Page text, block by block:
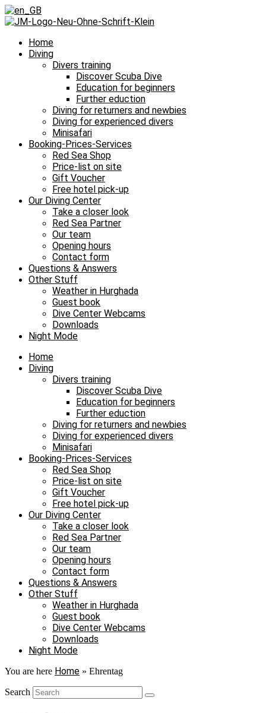
Home
Diving
Divers training
Discover Scuba Dive
Education for beginners
Further eduction
Diving for returners and newbies
Diving for experienced divers
Minisafari
Booking-Prices-Services
Red Sea Shop
Price-list on site
Gift Voucher
Free hotel pick-up
Our Diving Center
Take a closer look
Red Sea Partner
Our team
Opening hours
Contact form
Questions & Answers
Other Stuff
Weather in Hurghada
Guest book
Dive Center Webcams
Downloads
Night Mode
Home
Diving
Divers training
Discover Scuba Dive
Education for beginners
Further eduction
Diving for returners and newbies
Diving for experienced divers
Minisafari
Booking-Prices-Services
Red Sea Shop
Price-list on site
Gift Voucher
Free hotel pick-up
Our Diving Center
Take a closer look
Red Sea Partner
Our team
Opening hours
Contact form
Questions & Answers
Other Stuff
Weather in Hurghada
Guest book
Dive Center Webcams
Downloads
Night Mode
You are here Home » Ehrentag
Search